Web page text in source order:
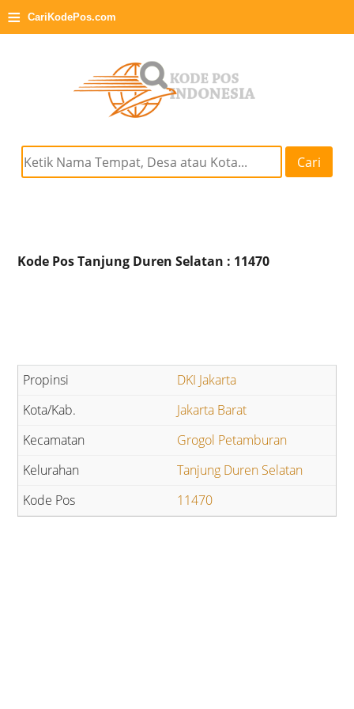
≡ CariKodePos.com
Cari
Kode Pos Tanjung Duren Selatan : 11470
DKI Jakarta
Jakarta Barat
Grogol Petamburan
Tanjung Duren Selatan
11470